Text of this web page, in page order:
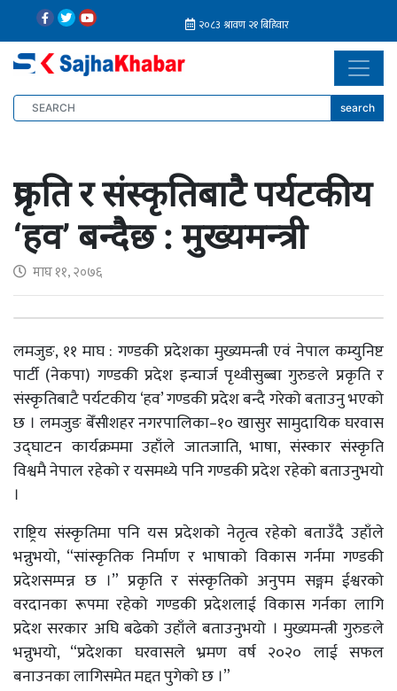
search
प्रकृति र संस्कृतिबाटै पर्यटकीय
‘हव’ बन्दैछ : मुख्यमन्त्री
माघ ११, २०७६
लमजुङ, ११ माघ : गण्डकी प्रदेशका मुख्यमन्त्री एवं नेपाल कम्युनिष्ट
पार्टी (नेकपा) गण्डकी प्रदेश इन्चार्ज पृथ्वीसुब्बा गुरुङले प्रकृति र
संस्कृतिबाटै पर्यटकीय ‘हव’ गण्डकी प्रदेश बन्दै गरेको बताउनु भएको
छ । लमजुङ बेँसीशहर नगरपालिका–१० खासुर सामुदायिक घरवास
उद्घाटन कार्यक्रममा उहाँले जातजाति, भाषा, संस्कार संस्कृति
विश्वमै नेपाल रहेको र यसमध्ये पनि गण्डकी प्रदेश रहेको बताउनुभयो
।
राष्ट्रिय संस्कृतिमा पनि यस प्रदेशको नेतृत्व रहेको बताउँदै उहाँले
भन्नुभयो, “सांस्कृतिक निर्माण र भाषाको विकास गर्नमा गण्डकी
प्रदेशसम्पन्न छ ।” प्रकृति र संस्कृतिको अनुपम सङ्गम ईश्वरको
वरदानका रूपमा रहेको गण्डकी प्रदेशलाई विकास गर्नका लागि
प्रदेश सरकार अघि बढेको उहाँले बताउनुभयो । मुख्यमन्त्री गुरुङले
भन्नुभयो, “प्रदेशका घरवासले भ्रमण वर्ष २०२० लाई सफल
बनाउनका लागिसमेत मद्दत पुगेको छ ।”